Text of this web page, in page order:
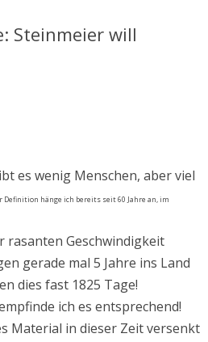
Steinmeier will
es wenig Menschen, aber viel
Definition hänge ich bereits seit 60 Jahre an, im
rasanten Geschwindigkeit
gerade mal 5 Jahre ins Land
dies fast 1825 Tage!
ich es entsprechend!
Material in dieser Zeit versenkt